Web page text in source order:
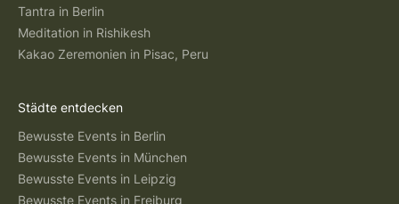
Tantra in Berlin
Meditation in Rishikesh
Kakao Zeremonien in Pisac, Peru
Städte entdecken
Bewusste Events in Berlin
Bewusste Events in München
Bewusste Events in Leipzig
Bewusste Events in Freiburg